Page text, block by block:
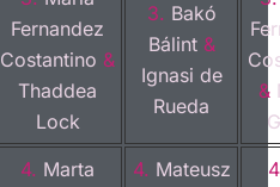
Fernandez
Costantino &
Thaddea
Lock
3. Bakó
Bálint&
Ignasi de
Rueda
&
4. Marta
4. Mateusz